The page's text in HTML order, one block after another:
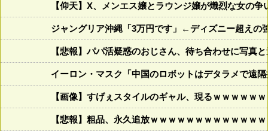
【仰天】X、メンエス嬢とラウンジ嬢が熾烈な女の
ジャングリア沖縄「3万円です」←ディズニー超えの
【悲報】パパ活疑惑のおじさん、待ち合わせに写
イーロン・マスク「中国のロボットはデタラメで遠
【画像】すげぇスタイルのギャル、現るｗｗｗｗｗ
【悲報】粗品、永久追放ｗｗｗｗｗｗｗｗｗｗｗｗ